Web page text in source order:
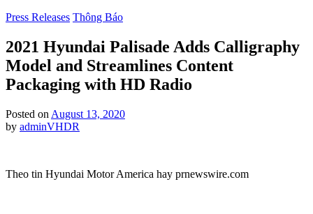
Posted
Press Releases Thông Báo
2021 Hyundai Palisade Adds Calligraphy
Model and Streamlines Content
Packaging with HD Radio
Posted on August 13, 2020
by adminVHDR
Theo tin Hyundai Motor America hay prnewswire.com